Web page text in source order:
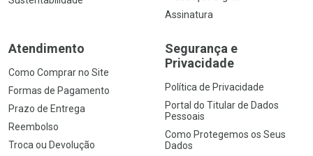
Assinatura
Atendimento
Como Comprar no Site
Formas de Pagamento
Prazo de Entrega
Reembolso
Troca ou Devolução
Segurança e
Privacidade
Política de Privacidade
Portal do Titular de Dados
Pessoais
Como Protegemos os Seus
Dados